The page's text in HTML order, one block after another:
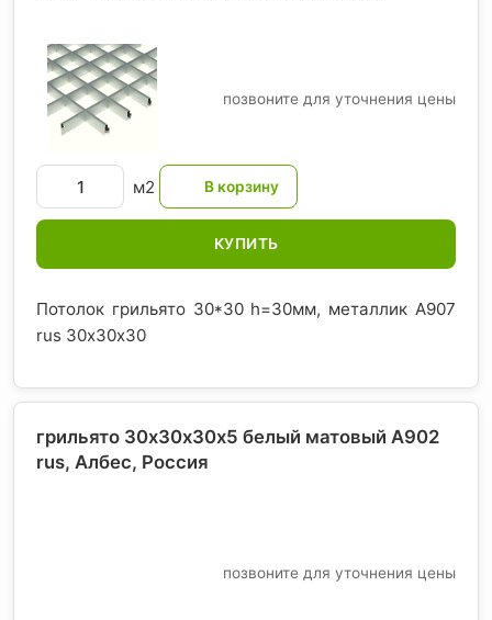
позвоните для уточнения цены
м2
КУПИТЬ
Потолок грильято 30*30 h=30мм, металлик А907
rus 30х30х30
грильято 30х30х30х5 белый матовый А902
rus, Албес, Россия
позвоните для уточнения цены